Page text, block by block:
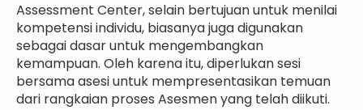
Assessment Center, selain bertujuan untuk menilai
kompetensi individu, biasanya juga digunakan
sebagai dasar untuk mengembangkan
kemampuan. Oleh karena itu, diperlukan sesi
bersama asesi untuk mempresentasikan temuan
dari rangkaian proses Asesmen yang telah diikuti.